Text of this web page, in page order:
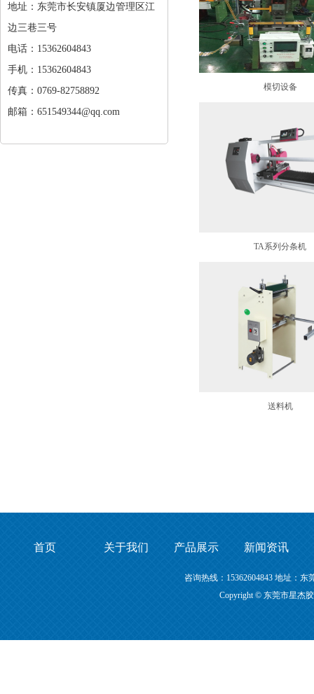
地址：东莞市长安镇厦边管理区江
边三巷三号
电话：15362604843
手机：15362604843
传真：0769-82758892
邮箱：651549344@qq.com
模切设备
TA系列分条机
送料机
首页 关于我们 产品展示 新闻资讯
咨询热线：15362604843 地址：
Copyright © 东莞市星杰